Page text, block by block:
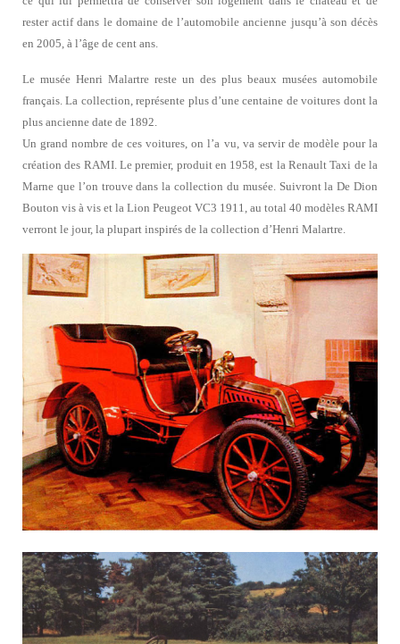
rester actif dans le domaine de l’automobile ancienne jusqu’à son décès
en 2005, à l’âge de cent ans.
Le musée Henri Malartre reste un des plus beaux musées automobile
français. La collection, représente plus d’une centaine de voitures dont la
plus ancienne date de 1892.
Un grand nombre de ces voitures, on l’a vu, va servir de modèle pour la
création des RAMI. Le premier, produit en 1958, est la Renault Taxi de la
Marne que l’on trouve dans la collection du musée. Suivront la De Dion
Bouton vis à vis et la Lion Peugeot VC3 1911, au total 40 modèles RAMI
verront le jour, la plupart inspirés de la collection d’Henri Malartre.